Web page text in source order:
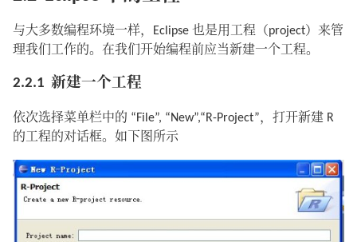
与大多数编程环境一样，Eclipse 也是用工程（project）来管
理我们工作的。在我们开始编程前应当新建一个工程。
2.2.1 新建一个工程
依次选择菜单栏中的 “File”, “New”,“R-Project”，打开新建 R
的工程的对话框。如下图所示